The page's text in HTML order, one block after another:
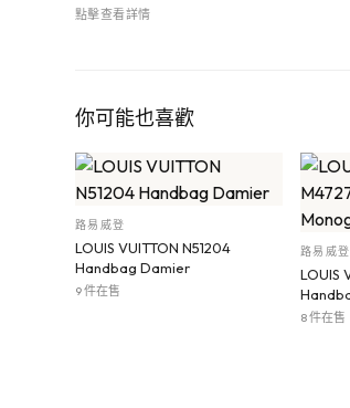
點擊查看詳情
你可能也喜歡
路易威登
LOUIS VUITTON N51204
Handbag Damier
9 件在售
路易威登
LOUIS
8 件在售